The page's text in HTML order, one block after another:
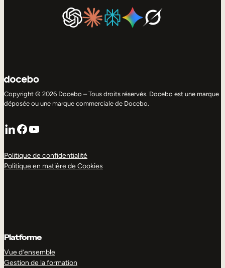
Copyright © 2026 Docebo – Tous droits réservés. Docebo est une marque
déposée ou une marque commerciale de Docebo.
LinkedIn
Facebook
YouTube
Politique de confidentialité
Politique en matière de Cookies
Platforme
Vue d’ensemble
Gestion de la formation